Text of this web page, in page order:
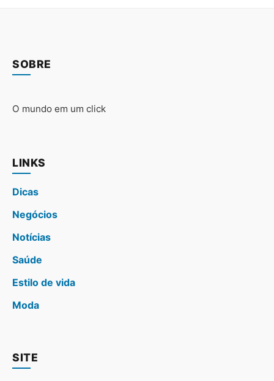
SOBRE
O mundo em um click
LINKS
Dicas
Negócios
Notícias
Saúde
Estilo de vida
Moda
SITE